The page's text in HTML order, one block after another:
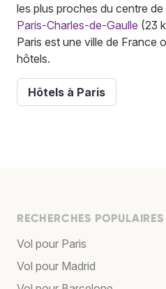
les plus proches du centre
Paris-Charles-de-Gaulle (23
Paris est une ville de France
hôtels.
Hôtels à Paris
RECHERCHES POPULAIRES
Vol pour Paris
Vol pour Madrid